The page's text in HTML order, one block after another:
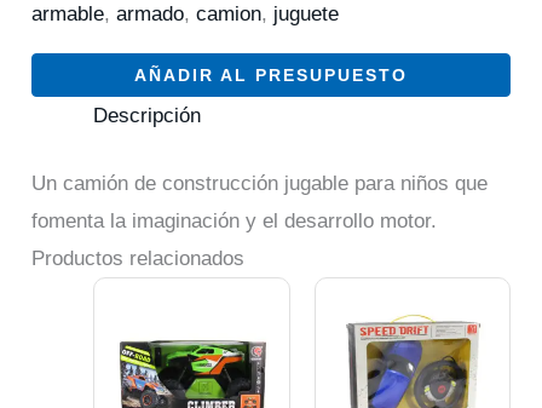
armable,armado,camion, juguete
AÑADIR AL PRESUPUESTO
Descripción
Un camión de construcción jugable para niños que
fomenta la imaginación y el desarrollo motor.
Productos relacionados